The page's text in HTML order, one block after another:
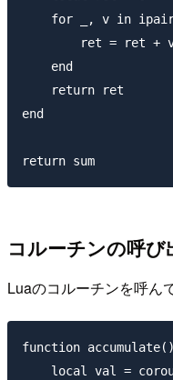
for _, v in
ret = ret +
    end
    return ret
end
コルーチンの呼び
Luaのコルーチンを呼ん
function accumulate()
local val =